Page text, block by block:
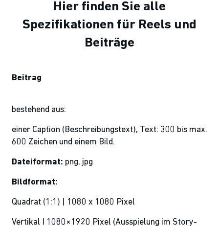
Hier finden Sie alle
Spezifikationen für Reels und
Beiträge
Beitrag
bestehend aus:
einer Caption (Beschreibungstext), Text: 300 bis max.
600 Zeichen und einem Bild.
Dateiformat: png, jpg
Bildformat:
Quadrat (1:1) | 1080 x 1080 Pixel
Vertikal I 1080×1920 Pixel (Ausspielung im Story-